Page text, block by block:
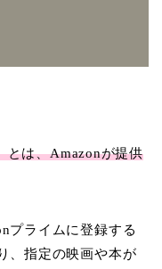
とは、Amazonが提供
プライムに登録する
、指定の映画や本が